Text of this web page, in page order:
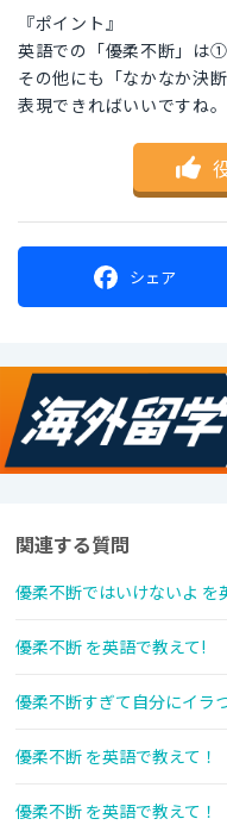
『ポイント』
英語での「優柔不断」は
その他にも「なかなか決
表現できればいいですね。
シェア
関連する質問
優柔不断ではいけないよ を
優柔不断 を英語で教えて!
優柔不断すぎて自分にイラ
優柔不断 を英語で教えて！
優柔不断 を英語で教えて！